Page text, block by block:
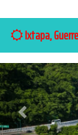
Ixtapa,
Anterior